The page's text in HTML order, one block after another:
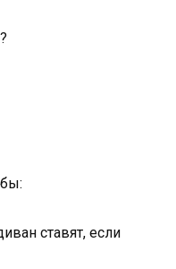
ставят, если